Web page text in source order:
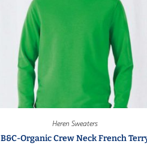
Heren Sweaters
B&C-Organic Crew Neck French